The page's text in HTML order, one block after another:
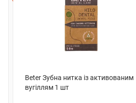
Beter Зубна нитка із активованим
вугіллям 1 шт